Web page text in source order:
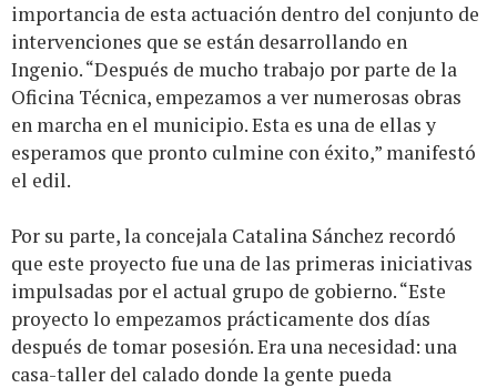
importancia de esta actuación dentro del conjunto de
intervenciones que se están desarrollando en
Ingenio. “Después de mucho trabajo por parte de la
Oficina Técnica, empezamos a ver numerosas obras
en marcha en el municipio. Esta es una de ellas y
esperamos que pronto culmine con éxito,” manifestó
el edil.
Por su parte, la concejala Catalina Sánchez recordó
que este proyecto fue una de las primeras iniciativas
impulsadas por el actual grupo de gobierno. “Este
proyecto lo empezamos prácticamente dos días
después de tomar posesión. Era una necesidad: una
casa-taller del calado donde la gente pueda